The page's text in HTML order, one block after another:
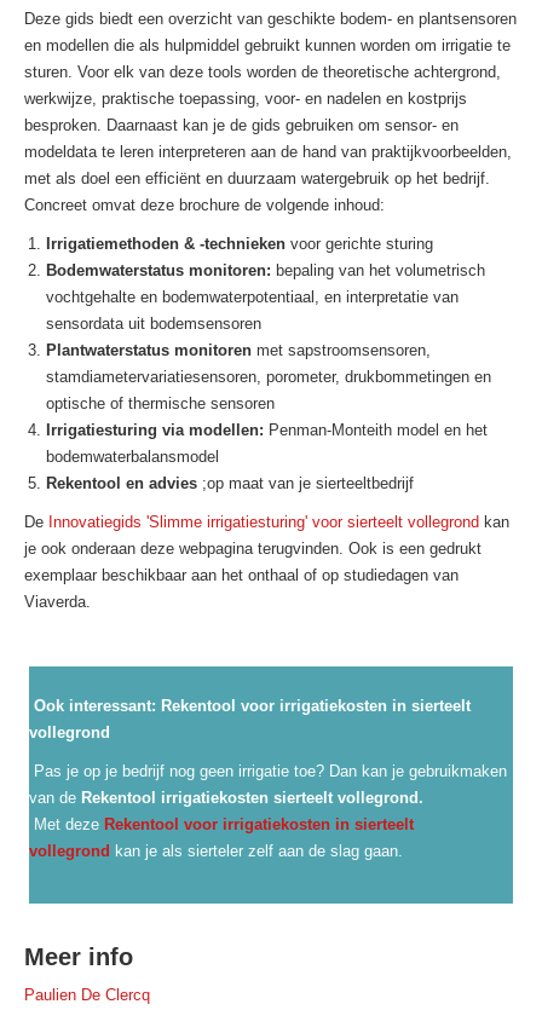
Deze gids biedt een overzicht van geschikte bodem- en plantsensoren
en modellen die als hulpmiddel gebruikt kunnen worden om irrigatie te
sturen. Voor elk van deze tools worden de theoretische achtergrond,
werkwijze, praktische toepassing, voor- en nadelen en kostprijs
besproken. Daarnaast kan je de gids gebruiken om sensor- en
modeldata te leren interpreteren aan de hand van praktijkvoorbeelden,
met als doel een efficiënt en duurzaam watergebruik op het bedrijf.
Concreet omvat deze brochure de volgende inhoud:
Irrigatiemethoden & -technieken voor gerichte sturing
Bodemwaterstatus monitoren: bepaling van het volumetrisch
vochtgehalte en bodemwaterpotentiaal, en interpretatie van
sensordata uit bodemsensoren
Plantwaterstatus monitoren met sapstroomsensoren,
stamdiametervariatiesensoren, porometer, drukbommetingen en
optische of thermische sensoren
Irrigatiesturing via modellen: Penman-Monteith model en het
bodemwaterbalansmodel
Rekentool en advies ;op maat van je sierteeltbedrijf
De Innovatiegids 'Slimme irrigatiesturing' voor sierteelt vollegrond kan
je ook onderaan deze webpagina terugvinden. Ook is een gedrukt
exemplaar beschikbaar aan het onthaal of op studiedagen van
Viaverda.
Ook interessant: Rekentool voor irrigatiekosten in sierteelt
vollegrond
Pas je op je bedrijf nog geen irrigatie toe? Dan kan je gebruikmaken
van de Rekentool irrigatiekosten sierteelt vollegrond.
Met deze Rekentool voor irrigatiekosten in sierteelt
vollegrond kan je als sierteler zelf aan de slag gaan.
Meer info
Paulien De Clercq